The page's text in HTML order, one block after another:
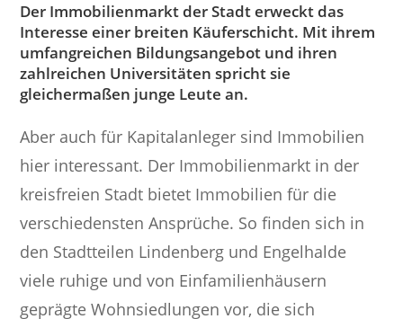
Der Immobilienmarkt der Stadt erweckt das
Interesse einer breiten Käuferschicht. Mit ihrem
umfangreichen Bildungsangebot und ihren
zahlreichen Universitäten spricht sie
gleichermaßen junge Leute an.
Aber auch für Kapitalanleger sind Immobilien
hier interessant. Der Immobilienmarkt in der
kreisfreien Stadt bietet Immobilien für die
verschiedensten Ansprüche. So finden sich in
den Stadtteilen Lindenberg und Engelhalde
viele ruhige und von Einfamilienhäusern
geprägte Wohnsiedlungen vor, die sich